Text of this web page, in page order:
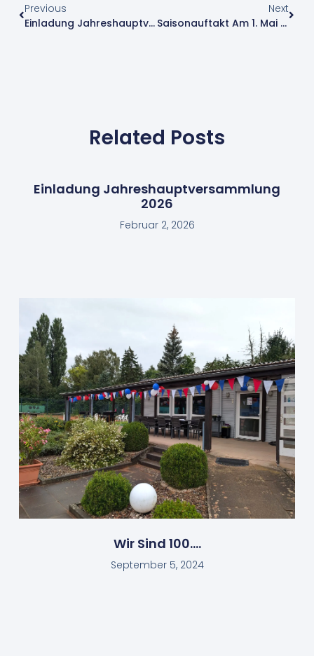
Previous
Einladung Jahreshauptversammlung 2024
Next
Saisonauftakt Am 1. Mai 2024
Related Posts
Einladung Jahreshauptversammlung
2026
Februar 2, 2026
Wir Sind 100….
September 5, 2024